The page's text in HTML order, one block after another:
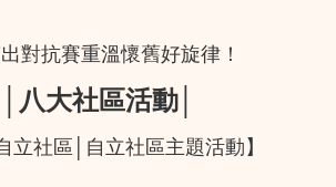
對抗賽重溫懷舊好旋律！
│八大社區活動│
立社區│自立社區主題活動】